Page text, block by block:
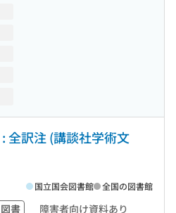
: 全訳注 (講談社学術文
図書 障害者向け資料あり
国立国会図書館 全国の図書館